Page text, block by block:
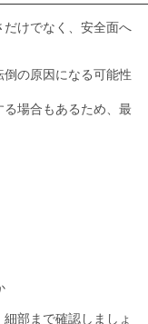
けでなく、安全面へ
の原因になる可能性
場合もあるため、最
部まで確認しましょ